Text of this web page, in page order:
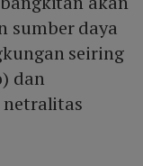
sumber daya
seiring
dan
netralitas